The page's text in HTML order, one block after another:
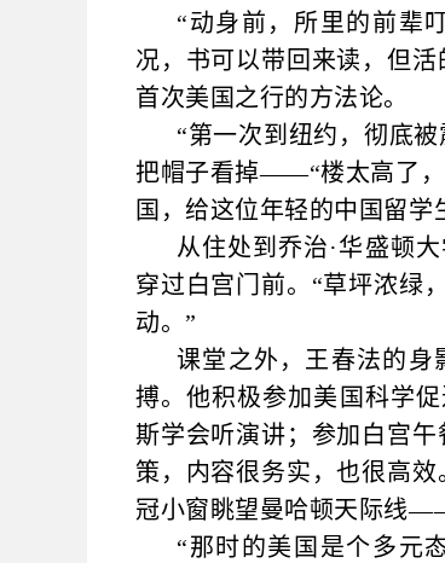
“动身前，所里的前辈
况，书可以带回来读，但
首次美国之行的方法论。
“第一次到纽约，彻底
把帽子看掉——“楼太高了，
国，给这位年轻的中国留学
从住处到乔治·华盛顿
穿过白宫门前。“草坪浓绿
动。”
课堂之外，王春法的身
搏。他积极参加美国科学
斯学会听演讲；参加白宫
策，内容很务实，也很高
冠小窗眺望曼哈顿天际线
“那时的美国是个多元